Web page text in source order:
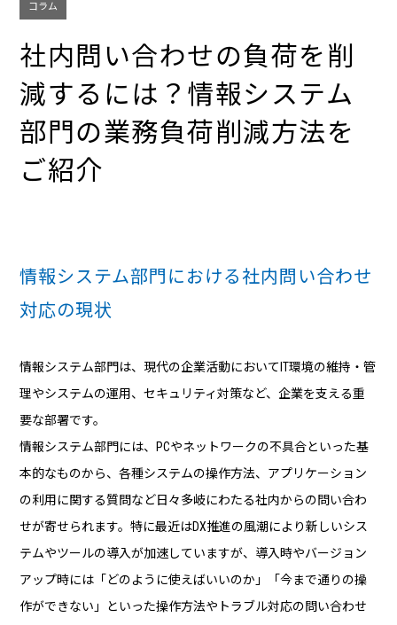
コラム
社内問い合わせの負荷を削
減するには？ 情報システム
部門の業務負荷削減方法を
ご紹介
情報システム部門における社内問い合わせ
対応の現状
情報システム部門は、現代の企業活動においてIT環境の維持・管
理やシステムの運用、セキュリティ対策など、企業を支える重
要な部署です。
情報システム部門には、PCやネットワークの不具合といった基
本的なものから、各種システムの操作方法、アプリケーション
の利用に関する質問など日々多岐にわたる社内からの問い合わ
せが寄せられます。特に最近はDX推進の風潮により新しいシス
テムやツールの導入が加速していますが、導入時やバージョン
アップ時には「どのように使えばいいのか」「今まで通りの操
作ができない」といった操作方法やトラブル対応の問い合わせ